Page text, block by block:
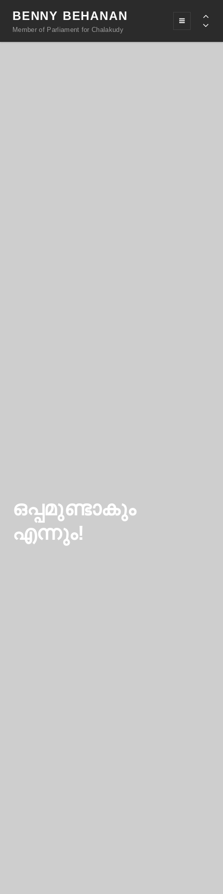
BENNY BEHANAN
Member of Parliament for Chalakudy
ഒപ്പമുണ്ടാകും
എന്നും!